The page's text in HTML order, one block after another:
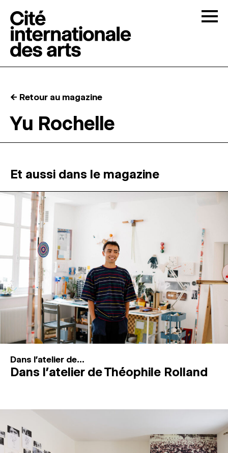
RÉSIDENCES ↓
ATELIERS OUVERTS
PROGRAMMATION
MAGAZINE
ESPACES DE PRATIQUE ARTISTIQUE ↓
Recherche
Connexion
← Retour au magazine
Yu Rochelle
Et aussi dans le magazine
Dans l'atelier de...
Dans l’atelier de Théophile Rolland